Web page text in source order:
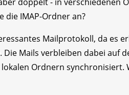
die IMAP-Ordner an?
Mailprotokoll, da es
Die Mails verbleiben dabei auf
Ordnern synchronisiert.